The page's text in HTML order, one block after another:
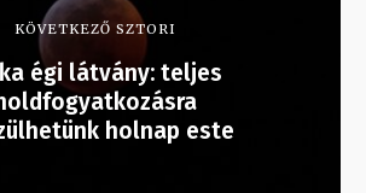
KÖVETKEZŐ SZTORI
égi látvány: teljes
holnap este